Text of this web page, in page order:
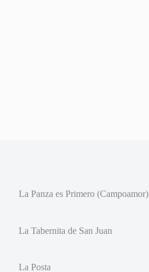
La Panza es Primero (Campoamor)
La Tabernita de San Juan
La Posta